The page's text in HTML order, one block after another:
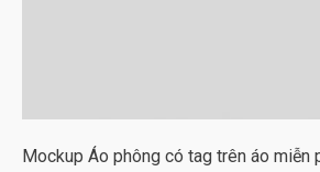
Mockup Áo phông có tag trên áo